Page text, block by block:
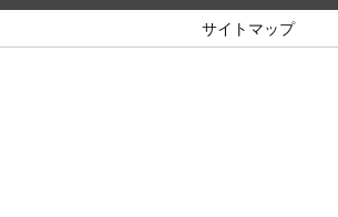
サイトマップ